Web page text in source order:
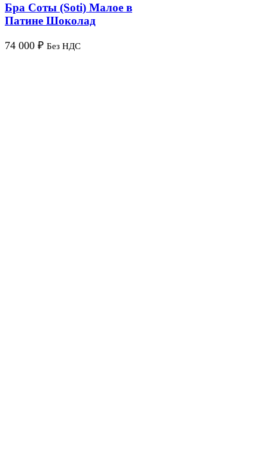
Бра Соты (Soti) Малое в
Патине Шоколад
74 000 ₽ Без НДС